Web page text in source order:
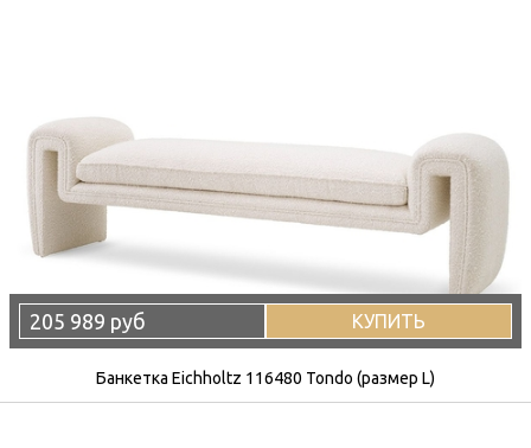
205 989 руб КУПИТЬ
Банкетка Eichholtz 116480 Tondo (размер L)